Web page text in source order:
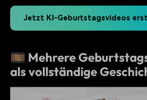
Jetzt KI-Geburtstagsvideos
🎞️ Mehrere
als vollständige